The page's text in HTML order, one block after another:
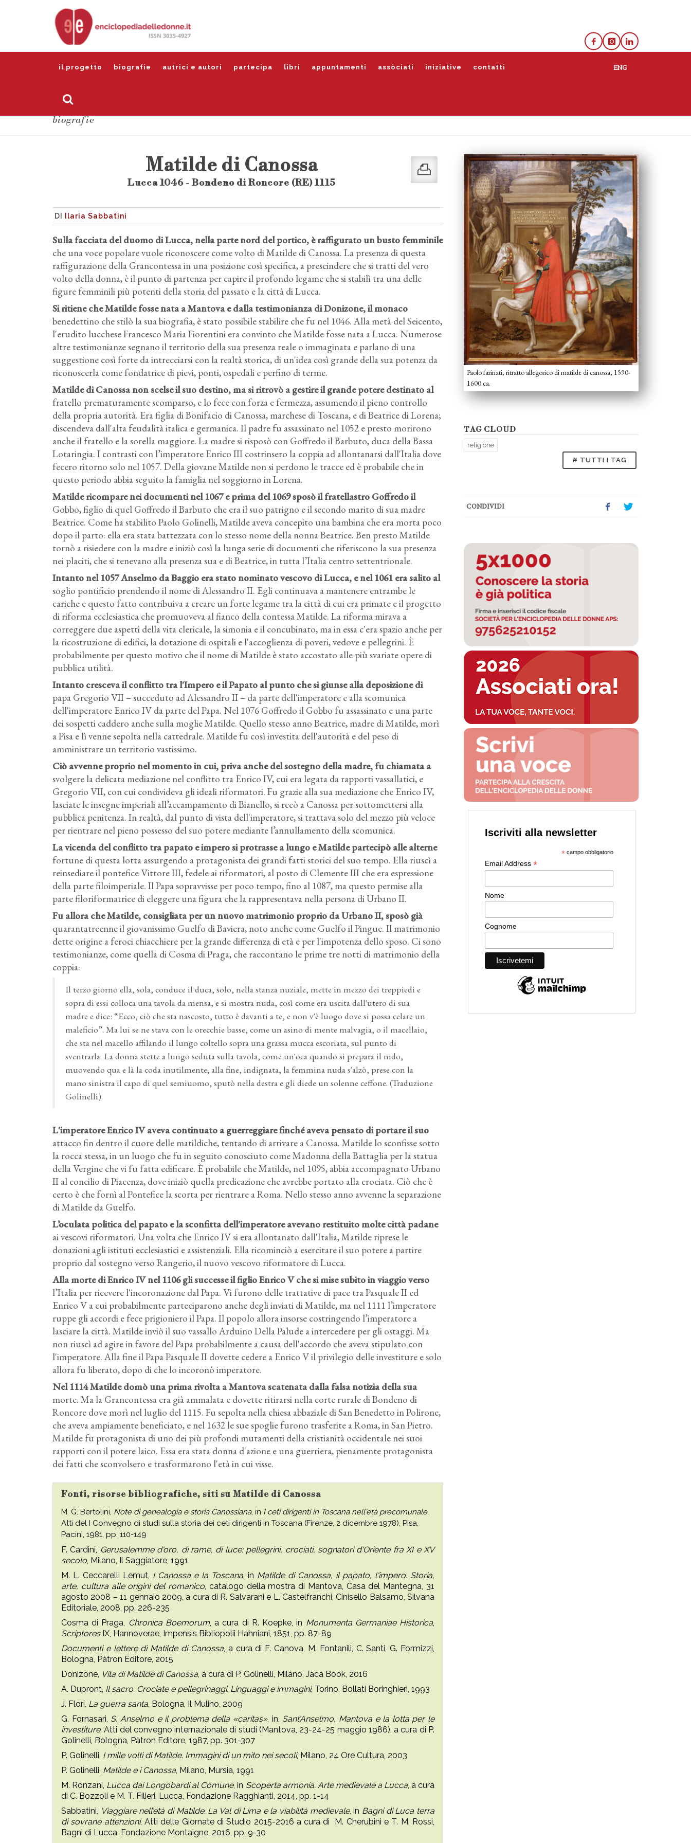
il progetto biografie autrici e autori partecipa libri appuntamenti assòciati iniziative contatti
biografie
Paolo farinati, ritratto allegorico di matilde di canossa, 1590-
1600 ca.
TAG CLOUD
religione
# TUTTI I TAG
CONDIVIDI
Matilde di Canossa
Lucca 1046 - Bondeno di Roncore (RE) 1115
DI Ilaria Sabbatini
Sulla facciata del duomo di Lucca, nella parte nord del portico, è raffigurato un busto femminile
che una voce popolare vuole riconoscere come volto di Matilde di Canossa. La presenza di questa
raffigurazione della Grancontessa in una posizione così specifica, a prescindere che si tratti del vero
volto della donna, è il punto di partenza per capire il profondo legame che si stabilì tra una delle
figure femminili più potenti della storia del passato e la città di Lucca.
Si ritiene che Matilde fosse nata a Mantova e dalla testimonianza di Donizone, il monaco
benedettino che stilò la sua biografia, è stato possibile stabilire che fu nel 1046. Alla metà del Seicento,
l'erudito lucchese Francesco Maria Fiorentini era convinto che Matilde fosse nata a Lucca. Numerose
altre testimonianze segnano il territorio della sua presenza reale o immaginata e parlano di una
suggestione così forte da intrecciarsi con la realtà storica, di un'idea così grande della sua potenza da
riconoscerla come fondatrice di pievi, ponti, ospedali e perfino di terme.
Matilde di Canossa non scelse il suo destino, ma si ritrovò a gestire il grande potere destinato al
fratello prematuramente scomparso, e lo fece con forza e fermezza, assumendo il pieno controllo
della propria autorità. Era figlia di Bonifacio di Canossa, marchese di Toscana, e di Beatrice di Lorena;
discendeva dall'alta feudalità italica e germanica. Il padre fu assassinato nel 1052 e presto morirono
anche il fratello e la sorella maggiore. La madre si risposò con Goffredo il Barbuto, duca della Bassa
Lotaringia. I contrasti con l’imperatore Enrico III costrinsero la coppia ad allontanarsi dall'Italia dove
fecero ritorno solo nel 1057. Della giovane Matilde non si perdono le tracce ed è probabile che in
questo periodo abbia seguito la famiglia nel soggiorno in Lorena.
Matilde ricompare nei documenti nel 1067 e prima del 1069 sposò il fratellastro Goffredo il
Gobbo, figlio di quel Goffredo il Barbuto che era il suo patrigno e il secondo marito di sua madre
Beatrice. Come ha stabilito Paolo Golinelli, Matilde aveva concepito una bambina che era morta poco
dopo il parto: ella era stata battezzata con lo stesso nome della nonna Beatrice. Ben presto Matilde
tornò a risiedere con la madre e iniziò così la lunga serie di documenti che riferiscono la sua presenza
nei placiti, che si tenevano alla presenza sua e di Beatrice, in tutta l’Italia centro settentrionale.
Intanto nel 1057 Anselmo da Baggio era stato nominato vescovo di Lucca, e nel 1061 era salito al
soglio pontificio prendendo il nome di Alessandro II. Egli continuava a mantenere entrambe le
cariche e questo fatto contribuiva a creare un forte legame tra la città di cui era primate e il progetto
di riforma ecclesiastica che promuoveva al fianco della contessa Matilde. La riforma mirava a
correggere due aspetti della vita clericale, la simonia e il concubinato, ma in essa c'era spazio anche per
la ricostruzione di edifici, la dotazione di ospitali e l'accoglienza di poveri, vedove e pellegrini. È
probabilmente per questo motivo che il nome di Matilde è stato accostato alle più svariate opere di
pubblica utilità.
Intanto cresceva il conflitto tra l'Impero e il Papato al punto che si giunse alla deposizione di
papa Gregorio VII – succeduto ad Alessandro II – da parte dell'imperatore e alla scomunica
dell'imperatore Enrico IV da parte del Papa. Nel 1076 Goffredo il Gobbo fu assassinato e una parte
dei sospetti caddero anche sulla moglie Matilde. Quello stesso anno Beatrice, madre di Matilde, morì
a Pisa e lì venne sepolta nella cattedrale. Matilde fu così investita dell'autorità e del peso di
amministrare un territorio vastissimo.
Ciò avvenne proprio nel momento in cui, priva anche del sostegno della madre, fu chiamata a
svolgere la delicata mediazione nel conflitto tra Enrico IV, cui era legata da rapporti vassallatici, e
Gregorio VII, con cui condivideva gli ideali riformatori. Fu grazie alla sua mediazione che Enrico IV,
lasciate le insegne imperiali all’accampamento di Bianello, si recò a Canossa per sottomettersi alla
pubblica penitenza. In realtà, dal punto di vista dell'imperatore, si trattava solo del mezzo più veloce
per rientrare nel pieno possesso del suo potere mediante l’annullamento della scomunica.
La vicenda del conflitto tra papato e impero si protrasse a lungo e Matilde partecipò alle alterne
fortune di questa lotta assurgendo a protagonista dei grandi fatti storici del suo tempo. Ella riuscì a
reinsediare il pontefice Vittore III, fedele ai riformatori, al posto di Clemente III che era espressione
della parte filoimperiale. Il Papa sopravvisse per poco tempo, fino al 1087, ma questo permise alla
parte filoriformatrice di eleggere una figura che la rappresentava nella persona di Urbano II.
Fu allora che Matilde, consigliata per un nuovo matrimonio proprio da Urbano II, sposò già
quarantatreenne il giovanissimo Guelfo di Baviera, noto anche come Guelfo il Pingue. Il matrimonio
dette origine a feroci chiacchiere per la grande differenza di età e per l'impotenza dello sposo. Ci sono
testimonianze, come quella di Cosma di Praga, che raccontano le prime tre notti di matrimonio della
coppia:
Il terzo giorno ella, sola, conduce il duca, solo, nella stanza nuziale, mette in mezzo dei treppiedi e
sopra di essi colloca una tavola da mensa, e si mostra nuda, così come era uscita dall'utero di sua
madre e dice: “Ecco, ciò che sta nascosto, tutto è davanti a te, e non v'è luogo dove si possa celare un
maleficio”. Ma lui se ne stava con le orecchie basse, come un asino di mente malvagia, o il macellaio,
che sta nel macello affilando il lungo coltello sopra una grassa mucca escoriata, sul punto di
sventrarla. La donna stette a lungo seduta sulla tavola, come un'oca quando si prepara il nido,
muovendo qua e là la coda inutilmente; alla fine, indignata, la femmina nuda s'alzò, prese con la
mano sinistra il capo di quel semiuomo, sputò nella destra e gli diede un solenne ceffone. (Traduzione
Golinelli).
L'imperatore Enrico IV aveva continuato a guerreggiare finché aveva pensato di portare il suo
attacco fin dentro il cuore delle matildiche, tentando di arrivare a Canossa. Matilde lo sconfisse sotto
la rocca stessa, in un luogo che fu in seguito conosciuto come Madonna della Battaglia per la statua
della Vergine che vi fu fatta edificare. È probabile che Matilde, nel 1095, abbia accompagnato Urbano
II al concilio di Piacenza, dove iniziò quella predicazione che avrebbe portato alla crociata. Ciò che è
certo è che fornì al Pontefice la scorta per rientrare a Roma. Nello stesso anno avvenne la separazione
di Matilde da Guelfo.
L’oculata politica del papato e la sconfitta dell'imperatore avevano restituito molte città padane
ai vescovi riformatori. Una volta che Enrico IV si era allontanato dall'Italia, Matilde riprese le
donazioni agli istituti ecclesiastici e assistenziali. Ella ricominciò a esercitare il suo potere a partire
proprio dal sostegno verso Rangerio, il nuovo vescovo riformatore di Lucca.
Alla morte di Enrico IV nel 1106 gli successe il figlio Enrico V che si mise subito in viaggio verso
l’Italia per ricevere l'incoronazione dal Papa. Vi furono delle trattative di pace tra Pasquale II ed
Enrico V a cui probabilmente parteciparono anche degli inviati di Matilde, ma nel 1111 l’imperatore
ruppe gli accordi e fece prigioniero il Papa. Il popolo allora insorse costringendo l’imperatore a
lasciare la città. Matilde inviò il suo vassallo Arduino Della Palude a intercedere per gli ostaggi. Ma
non riuscì ad agire in favore del Papa probabilmente a causa dell'accordo che aveva stipulato con
l'imperatore. Alla fine il Papa Pasquale II dovette cedere a Enrico V il privilegio delle investiture e solo
allora fu liberato, dopo di che lo incoronò imperatore.
Nel 1114 Matilde domò una prima rivolta a Mantova scatenata dalla falsa notizia della sua
morte. Ma la Grancontessa era già ammalata e dovette ritirarsi nella corte rurale di Bondeno di
Roncore dove morì nel luglio del 1115. Fu sepolta nella chiesa abbaziale di San Benedetto in Polirone,
che aveva ampiamente beneficiato, e nel 1632 le sue spoglie furono trasferite a Roma, in San Pietro.
Matilde fu protagonista di uno dei più profondi mutamenti della cristianità occidentale nei suoi
rapporti con il potere laico. Essa era stata donna d'azione e una guerriera, pienamente protagonista
dei fatti che sconvolsero e trasformarono l'età in cui visse.
Fonti, risorse bibliografiche, siti su Matilde di Canossa
M. G. Bertolini, Note di genealogia e storia Canossiana, in I ceti dirigenti in Toscana nell'età precomunale,
Atti del I Convegno di studi sulla storia dei ceti dirigenti in Toscana (Firenze, 2 dicembre 1978), Pisa,
Pacini, 1981, pp. 110-149
F. Cardini, Gerusalemme d'oro, di rame, di luce: pellegrini, crociati, sognatori d'Oriente fra XI e XV
secolo, Milano, Il Saggiatore, 1991
M. L. Ceccarelli Lemut, I Canossa e la Toscana, in Matilde di Canossa, il papato, l'impero. Storia,
arte, cultura alle origini del romanico, catalogo della mostra di Mantova, Casa del Mantegna, 31
agosto 2008 – 11 gennaio 2009, a cura di R. Salvarani e L. Castelfranchi, Cinisello Balsamo, Silvana
Editoriale, 2008, pp. 226-235
Cosma di Praga, Chronica Boemorum, a cura di R. Koepke, in Monumenta Germaniae Historica,
ScriptoresIX, Hannoverae, Impensis Bibliopolii Hahniani, 1851, pp. 87-89
Documenti e lettere di Matilde di Canossa, a cura di F. Canova, M. Fontanili, C. Santi, G. Formizzi,
Bologna, Pàtron Editore, 2015
Donizone, Vita di Matilde di Canossa, a cura di P. Golinelli, Milano, Jaca Book, 2016
A. Dupront, Il sacro. Crociate e pellegrinaggi. Linguaggi e immagini, Torino, Bollati Boringhieri, 1993
J. Flori, La guerra santa, Bologna, Il Mulino, 2009
G. Fornasari, S. Anselmo e il problema della «caritas», in, Sant’Anselmo, Mantova e la lotta per le
investiture, Atti del convegno internazionale di studi (Mantova, 23-24-25 maggio 1986), a cura di P.
Golinelli, Bologna, Pàtron Editore, 1987, pp. 301-307
P. Golinelli, I mille volti di Matilde. Immagini di un mito nei secoli, Milano, 24 Ore Cultura, 2003
P. Golinelli, Matilde e i Canossa, Milano, Mursia, 1991
M. Ronzani, Lucca dai Longobardi al Comune, in Scoperta armonia. Arte medievale a Lucca, a cura
di C. Bozzoli e M. T. Filieri, Lucca, Fondazione Ragghianti, 2014, pp. 1-14
Sabbatini, Viaggiare nell’età di Matilde. La Val di Lima e la viabilità medievale, in Bagni di Luca terra
di sovrane attenzioni, Atti delle Giornate di Studio 2015-2016 a cura di M. Cherubini e T. M. Rossi,
Bagni di Lucca, Fondazione Montaigne, 2016, pp. 9-30